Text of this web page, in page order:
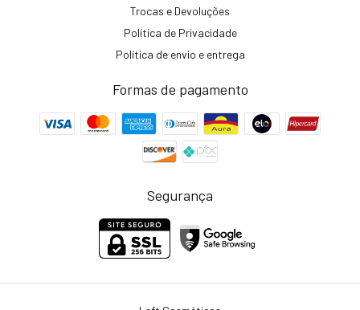
Trocas e Devoluções
Política de Privacidade
Política de envio e entrega
Formas de pagamento
Segurança